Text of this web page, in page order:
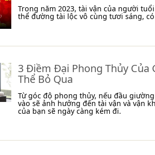
Trong năm 2023, tài vận của người
thể đường tài lộc vô cùng tươi sáng,
3 Điềm Đại Phong Thủy Của
Thể Bỏ Qua
Từ góc độ phong thủy, nếu đầu
vào sẽ ảnh hưởng đến tài vận và vận
của bạn sẽ ngày càng kém đi.